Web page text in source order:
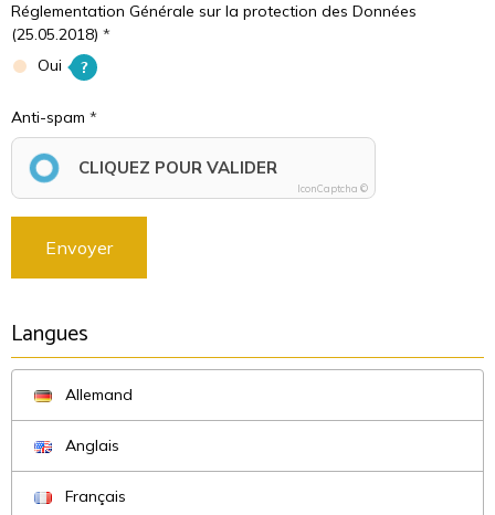
Réglementation Générale sur la protection des Données
(25.05.2018)
Oui
Anti-spam
CLIQUEZ POUR VALIDER
IconCaptcha ©
Envoyer
Langues
Allemand
Anglais
Français